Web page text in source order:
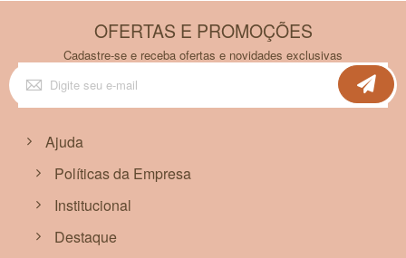
OFERTAS E PROMOÇÕES
Cadastre-se e receba ofertas e novidades exclusivas
Inscreva-
se
na
Ajuda
Políticas da Empresa
Institucional
Destaque